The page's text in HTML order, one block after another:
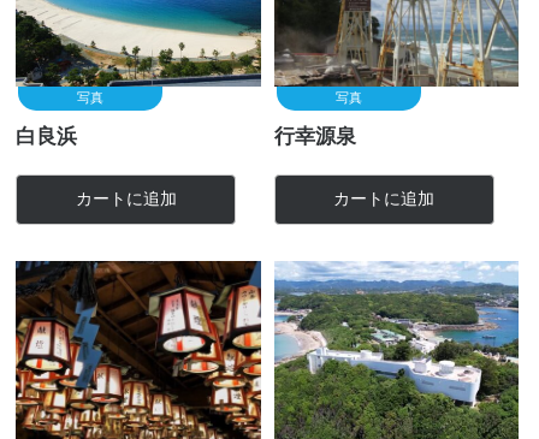
写真
白良浜
カートに追加
写真
行幸源泉
カートに追加